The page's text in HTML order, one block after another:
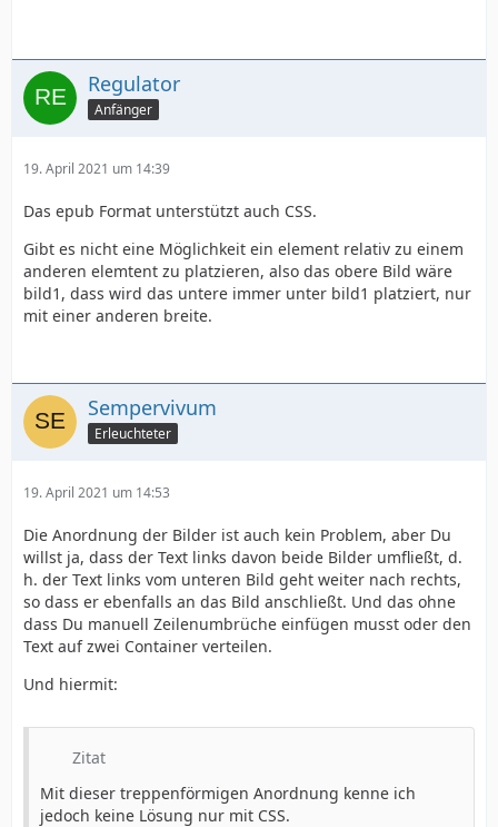
Regulator
Anfänger
19. April 2021 um 14:39
Das epub Format unterstützt auch CSS.
Gibt es nicht eine Möglichkeit ein element relativ zu einem
anderen elemtent zu platzieren, also das obere Bild wäre
bild1, dass wird das untere immer unter bild1 platziert, nur
mit einer anderen breite.
Sempervivum
Erleuchteter
19. April 2021 um 14:53
Die Anordnung der Bilder ist auch kein Problem, aber Du
willst ja, dass der Text links davon beide Bilder umfließt, d.
h. der Text links vom unteren Bild geht weiter nach rechts,
so dass er ebenfalls an das Bild anschließt. Und das ohne
dass Du manuell Zeilenumbrüche einfügen musst oder den
Text auf zwei Container verteilen.
Und hiermit:
Zitat
Mit dieser treppenförmigen Anordnung kenne ich
jedoch keine Lösung nur mit CSS.